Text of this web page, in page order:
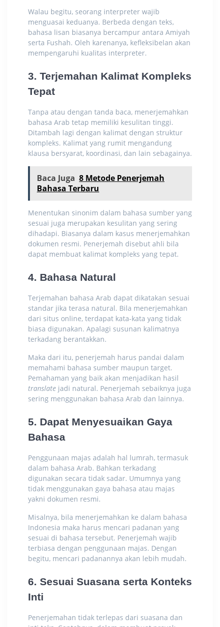
Walau begitu, seorang interpreter wajib
menguasai keduanya. Berbeda dengan teks,
bahasa lisan biasanya bercampur antara Amiyah
serta Fushah. Oleh karenanya, kefleksibelan akan
mempengaruhi kualitas interpreter.
3. Terjemahan Kalimat Kompleks
Tepat
Tanpa atau dengan tanda baca, menerjemahkan
bahasa Arab tetap memiliki kesulitan tinggi.
Ditambah lagi dengan kalimat dengan struktur
kompleks. Kalimat yang rumit mengandung
klausa bersyarat, koordinasi, dan lain sebagainya.
Baca Juga 8 Metode Penerjemah
Bahasa Terbaru
Menentukan sinonim dalam bahasa sumber yang
sesuai juga merupakan kesulitan yang sering
dihadapi. Biasanya dalam kasus menerjemahkan
dokumen resmi. Penerjemah disebut ahli bila
dapat membuat kalimat kompleks yang tepat.
4. Bahasa Natural
Terjemahan bahasa Arab dapat dikatakan sesuai
standar jika terasa natural. Bila menerjemahkan
dari situs online, terdapat kata-kata yang tidak
biasa digunakan. Apalagi susunan kalimatnya
terkadang berantakkan.
Maka dari itu, penerjemah harus pandai dalam
memahami bahasa sumber maupun target.
Pemahaman yang baik akan menjadikan hasil
translate jadi natural. Penerjemah sebaiknya juga
sering menggunakan bahasa Arab dan lainnya.
5. Dapat Menyesuaikan Gaya
Bahasa
Penggunaan majas adalah hal lumrah, termasuk
dalam bahasa Arab. Bahkan terkadang
digunakan secara tidak sadar. Umumnya yang
tidak menggunakan gaya bahasa atau majas
yakni dokumen resmi.
Misalnya, bila menerjemahkan ke dalam bahasa
Indonesia maka harus mencari padanan yang
sesuai di bahasa tersebut. Penerjemah wajib
terbiasa dengan penggunaan majas. Dengan
begitu, mencari padanannya akan lebih mudah.
6. Sesuai Suasana serta Konteks
Inti
Penerjemahan tidak terlepas dari suasana dan